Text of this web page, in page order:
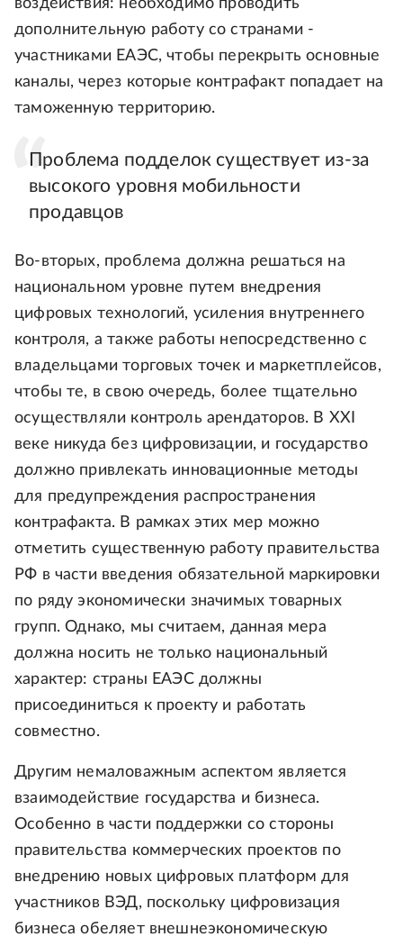
воздействия: необходимо проводить
дополнительную работу со странами -
участниками ЕАЭС, чтобы перекрыть основные
каналы, через которые контрафакт попадает на
таможенную территорию.
Проблема подделок существует из-за
высокого уровня мобильности
продавцов
Во-вторых, проблема должна решаться на
национальном уровне путем внедрения
цифровых технологий, усиления внутреннего
контроля, а также работы непосредственно с
владельцами торговых точек и маркетплейсов,
чтобы те, в свою очередь, более тщательно
осуществляли контроль арендаторов. В XXI
веке никуда без цифровизации, и государство
должно привлекать инновационные методы
для предупреждения распространения
контрафакта. В рамках этих мер можно
отметить существенную работу правительства
РФ в части введения обязательной маркировки
по ряду экономически значимых товарных
групп. Однако, мы считаем, данная мера
должна носить не только национальный
характер: страны ЕАЭС должны
присоединиться к проекту и работать
совместно.
Другим немаловажным аспектом является
взаимодействие государства и бизнеса.
Особенно в части поддержки со стороны
правительства коммерческих проектов по
внедрению новых цифровых платформ для
участников ВЭД, поскольку цифровизация
бизнеса обеляет внешнеэкономическую